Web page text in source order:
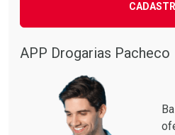
APP Drogarias Pacheco